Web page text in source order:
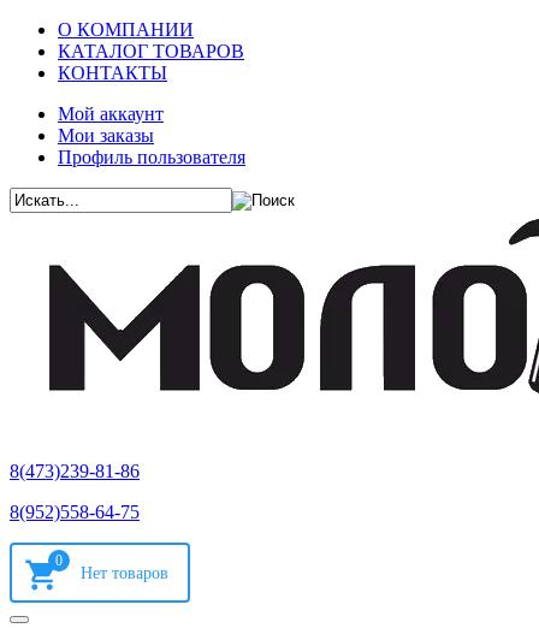
О КОМПАНИИ
КАТАЛОГ ТОВАРОВ
КОНТАКТЫ
Мой аккаунт
Мои заказы
Профиль пользователя
8(473)239-81-86
8(952)558-64-75
0